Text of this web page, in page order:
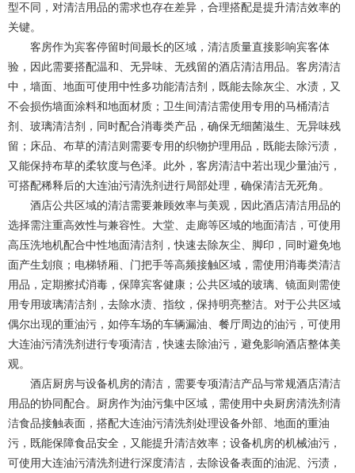
型不同，对清洁用品的需求也存在差异，合理搭配是提升清洁效率的
关键。
客房作为宾客停留时间最长的区域，清洁质量直接影响宾客体
验，因此需要搭配温和、无异味、无残留的酒店清洁用品。客房清洁
中，墙面、地面可使用中性多功能清洁剂，既能去除灰尘、水渍，又
不会损伤墙面涂料和地面材质；卫生间清洁需使用专用的马桶清洁
剂、玻璃清洁剂，同时配合消毒类产品，确保无细菌滋生、无异味残
留；床品、布草的清洁则需要专用的织物护理用品，既能去除污渍，
又能保持布草的柔软度与色泽。此外，客房清洁中若出现少量油污，
可搭配稀释后的大连油污清洗剂进行局部处理，确保清洁无死角。
酒店公共区域的清洁需要兼顾效率与美观，因此酒店清洁用品的
选择需注重高效性与兼容性。大堂、走廊等区域的地面清洁，可使用
高压洗地机配合中性地面清洁剂，快速去除灰尘、脚印，同时避免地
面产生划痕；电梯轿厢、门把手等高频接触区域，需使用消毒类清洁
用品，定期擦拭消毒，保障宾客健康；公共区域的玻璃、镜面则需使
用专用玻璃清洁剂，去除水渍、指纹，保持明亮整洁。对于公共区域
偶尔出现的重油污，如停车场的车辆漏油、餐厅周边的油污，可使用
大连油污清洗剂进行专项清洁，快速去除油污，避免影响酒店整体美
观。
酒店厨房与设备机房的清洁，需要专项清洁产品与常规酒店清洁
用品的协同配合。厨房作为油污集中区域，需使用中央厨房清洗剂清
洁食品接触表面，搭配大连油污清洗剂处理设备外部、地面的重油
污，既能保障食品安全，又能提升清洁效率；设备机房的机械油污，
可使用大连油污清洗剂进行深度清洁，去除设备表面的油泥、污渍，